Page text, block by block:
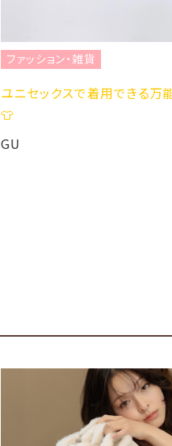
ファッション・雑貨
ユニセックスで着用できる万
👕
GU